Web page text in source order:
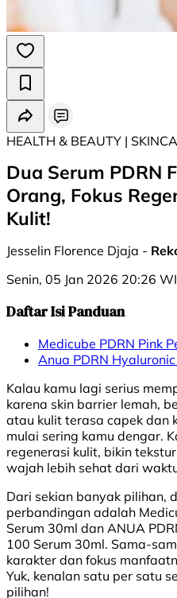
HEALTH & BEAUTY |
Dua Serum PDRN
Orang, Fokus
Kulit!
Jesselin Florence Djaja -
Senin, 05 Jan 2026 20:26
Daftar Isi Panduan
Medicube PDRN Pink
Anua PDRN
Kalau kamu lagi serius
karena skin barrier lemah,
atau kulit terasa capek dan
mulai sering kamu dengar.
regenerasi kulit, bikin
wajah lebih sehat dari
Dari sekian banyak pilihan,
perbandingan adalah
Serum 30ml dan ANUA
100 Serum 30ml. Sama-
karakter dan fokus
Yuk, kenalan satu per satu
pilihan!